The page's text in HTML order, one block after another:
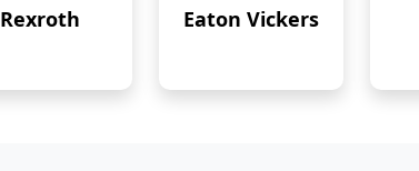
Rexroth Eaton Vickers